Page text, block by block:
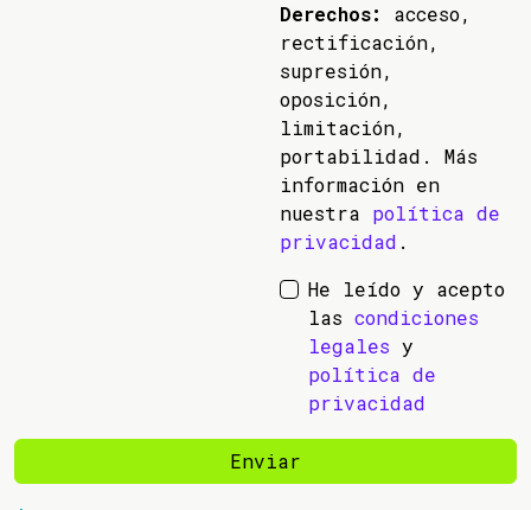
Derechos:
acceso,
rectificación,
supresión,
oposición,
limitación,
portabilidad. Más
información en
nuestra política de
privacidad .
He leído y acepto
las condiciones
legales y
política de
privacidad
Enviar